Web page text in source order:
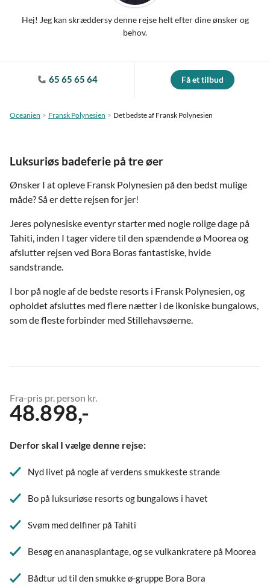
Hej! Jeg kan skræddersy denne rejse helt efter dine ønsker og
behov.
65 65 65 64 Få et tilbud
Oceanien Fransk Polynesien Det bedste af Fransk Polynesien
Luksuriøs badeferie på tre øer
Ønsker I at opleve Fransk Polynesien på den bedst mulige
måde? Så er dette rejsen for jer!
Jeres polynesiske eventyr starter med nogle rolige dage på
Tahiti, inden I tager videre til den spændende ø Moorea og
afslutter rejsen ved Bora Boras fantastiske, hvide
sandstrande.
I bor på nogle af de bedste resorts i Fransk Polynesien, og
opholdet afsluttes med flere nætter i de ikoniske bungalows,
som de fleste forbinder med Stillehavsøerne.
Fra-pris pr. person kr.
48.898,-
Derfor skal I vælge denne rejse:
Nyd livet på nogle af verdens smukkeste strande
Bo på luksuriøse resorts og bungalows i havet
Svøm med delfiner på Tahiti
Besøg en ananasplantage, og se vulkankratere på Moorea
Bådtur ud til den smukke ø-gruppe Bora Bora